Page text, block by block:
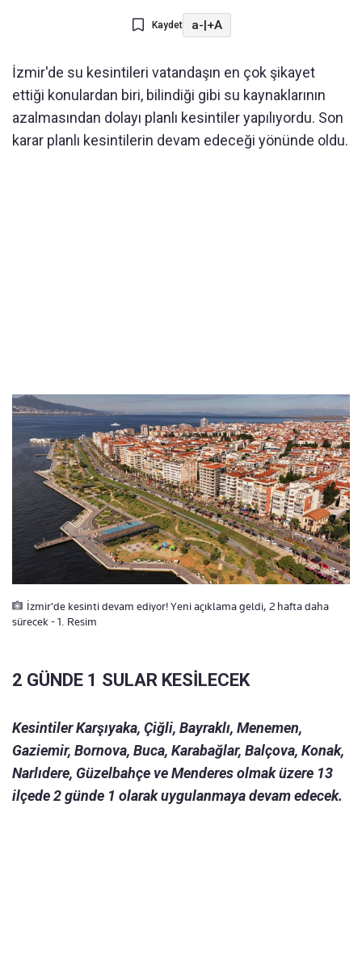
Kaydet a-|+A
İzmir'de su kesintileri vatandaşın en çok şikayet
ettiği konulardan biri, bilindiği gibi su kaynaklarının
azalmasından dolayı planlı kesintiler yapılıyordu. Son
karar planlı kesintilerin devam edeceği yönünde oldu.
İzmir'de kesinti devam ediyor! Yeni açıklama geldi, 2 hafta daha
sürecek - 1. Resim
2 GÜNDE 1 SULAR KESİLECEK
Kesintiler Karşıyaka, Çiğli, Bayraklı, Menemen,
Gaziemir, Bornova, Buca, Karabağlar, Balçova, Konak,
Narlıdere, Güzelbahçe ve Menderes olmak üzere 13
ilçede 2 günde 1 olarak uygulanmaya devam edecek.